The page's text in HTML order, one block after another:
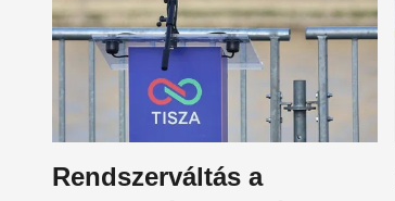
Rendszerváltás a